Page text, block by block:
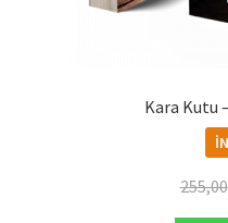
Kara Kutu
255,00